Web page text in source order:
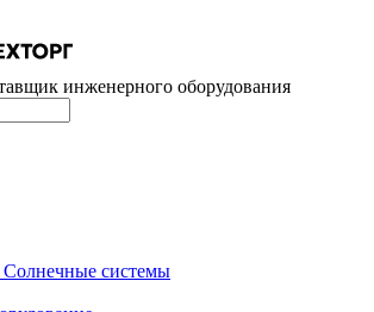
инженерного оборудования
системы